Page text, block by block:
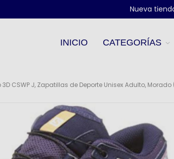
Nueva
INICIO CATEGORÍAS
3D CSWP J, Zapatillas de Deporte Unisex Adulto,